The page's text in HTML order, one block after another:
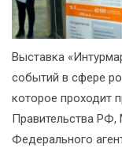
Выставка
событий в сфере
которое проходит
Правительства РФ,
Федерального